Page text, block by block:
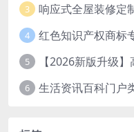
3
4
5
6